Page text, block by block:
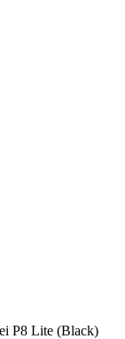
P8 Lite (Black)